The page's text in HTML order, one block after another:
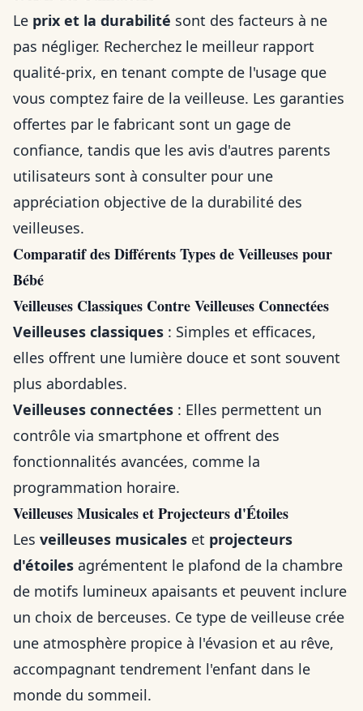
Le prix et la durabilité sont des facteurs à ne
pas négliger. Recherchez le meilleur rapport
qualité-prix, en tenant compte de l'usage que
vous comptez faire de la veilleuse. Les garanties
offertes par le fabricant sont un gage de
confiance, tandis que les avis d'autres parents
utilisateurs sont à consulter pour une
appréciation objective de la durabilité des
veilleuses.
Comparatif des Différents Types de Veilleuses pour
Bébé
Veilleuses Classiques Contre Veilleuses Connectées
Veilleuses classiques : Simples et efficaces,
elles offrent une lumière douce et sont souvent
plus abordables.
Veilleuses connectées : Elles permettent un
contrôle via smartphone et offrent des
fonctionnalités avancées, comme la
programmation horaire.
Veilleuses Musicales et Projecteurs d'Étoiles
Les veilleuses musicales et projecteurs
d'étoiles agrémentent le plafond de la chambre
de motifs lumineux apaisants et peuvent inclure
un choix de berceuses. Ce type de veilleuse crée
une atmosphère propice à l'évasion et au rêve,
accompagnant tendrement l'enfant dans le
monde du sommeil.